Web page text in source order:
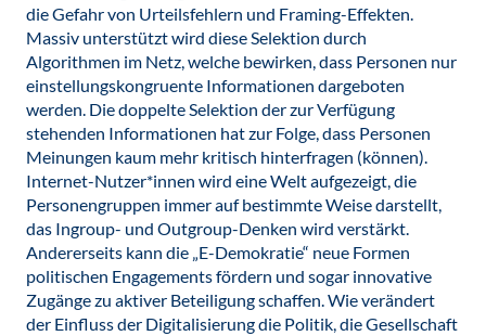
die Gefahr von Urteilsfehlern und Framing-Effekten.
Massiv unterstützt wird diese Selektion durch
Algorithmen im Netz, welche bewirken, dass Personen nur
einstellungskongruente Informationen dargeboten
werden. Die doppelte Selektion der zur Verfügung
stehenden Informationen hat zur Folge, dass Personen
Meinungen kaum mehr kritisch hinterfragen (können).
Internet-Nutzer*innen wird eine Welt aufgezeigt, die
Personengruppen immer auf bestimmte Weise darstellt,
das Ingroup- und Outgroup-Denken wird verstärkt.
Andererseits kann die „E-Demokratie“ neue Formen
politischen Engagements fördern und sogar innovative
Zugänge zu aktiver Beteiligung schaffen. Wie verändert
der Einfluss der Digitalisierung die Politik, die Gesellschaft